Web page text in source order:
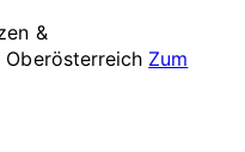
&
Oberösterreich Zum